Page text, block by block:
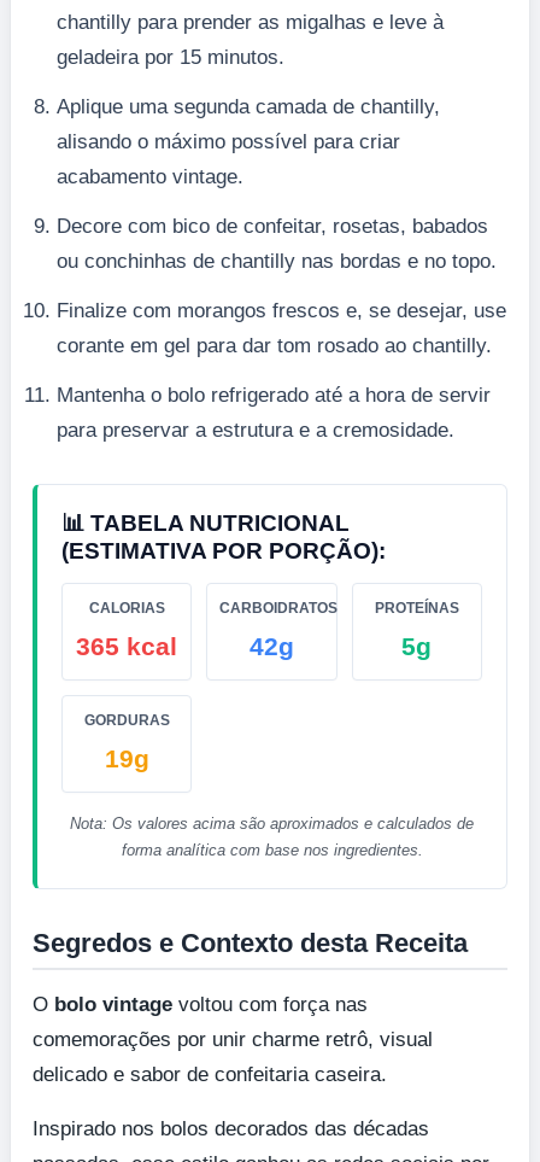
chantilly para prender as migalhas e leve à
geladeira por 15 minutos.
Aplique uma segunda camada de chantilly,
alisando o máximo possível para criar
acabamento vintage.
Decore com bico de confeitar, rosetas, babados
ou conchinhas de chantilly nas bordas e no topo.
Finalize com morangos frescos e, se desejar, use
corante em gel para dar tom rosado ao chantilly.
Mantenha o bolo refrigerado até a hora de servir
para preservar a estrutura e a cremosidade.
📊 TABELA NUTRICIONAL
(ESTIMATIVA POR PORÇÃO):
CALORIAS
365 kcal
CARBOIDRATOS
42g
PROTEÍNAS
5g
GORDURAS
19g
Nota: Os valores acima são aproximados e calculados de
forma analítica com base nos ingredientes.
Segredos e Contexto desta Receita
O bolo vintage voltou com força nas
comemorações por unir charme retrô, visual
delicado e sabor de confeitaria caseira.
Inspirado nos bolos decorados das décadas